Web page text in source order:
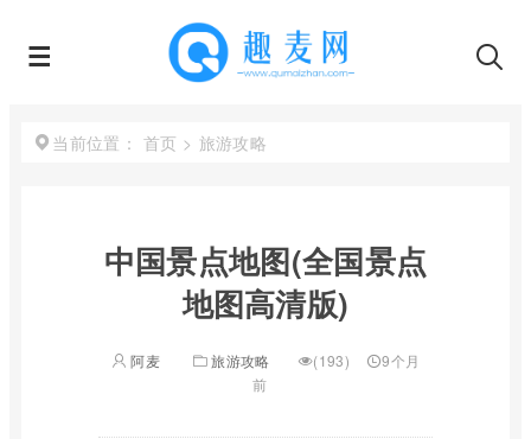
当前位置： 首页 > 旅游攻略
中国景点地图(全国景点
地图高清版)
阿麦 旅游攻略 (193)
9个月
前